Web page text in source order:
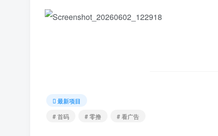
最新项目
# 首码
# 零撸 # 看广告